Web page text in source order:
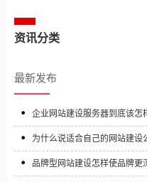
资讯分类
最新发布
企业网站建设服务器到底该怎
为什么说适合自己的网站建设
品牌型网站建设怎样使品牌更